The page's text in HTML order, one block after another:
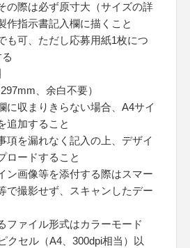
の際は必ず原寸大（サイズの詳
作指示書記入欄に描くこと
も可、ただし応募用紙1枚につ
、余白不要）
に収まりきらない場合、A4サイ
追加すること
項を漏れなく記入の上、デザイ
ロードすること
ン画像等を添付する際はスマー
で撮影せず、スキャンしたデー
ファイル形式はカラーモード
クセル（A4、300dpi相当）以